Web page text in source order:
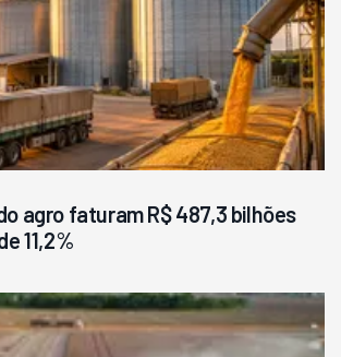
agro faturam R$ 487,3 bilhões
11,2%